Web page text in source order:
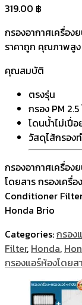
319.00 ฿
กรองอากาศเครื่อง
ราคาถูก คุณภาพสู
คุณสมบัติ
ตรงรุ่น
กรอง PM 2.5
โดนน้ำไม่เปื่
วัสดุไส้กรอง
กรองอากาศเครื่อง
โดยสาร กรองเครื่
Conditioner
Honda Brio
Categories:กรอง
Filter, Honda,
กรองแอร์ห้องโดยส